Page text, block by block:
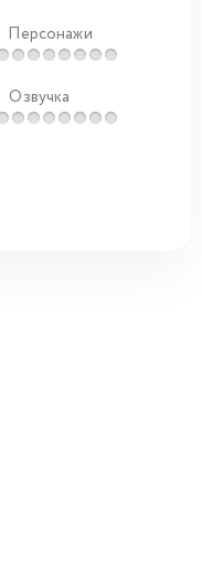
Персонажи
Озвучка